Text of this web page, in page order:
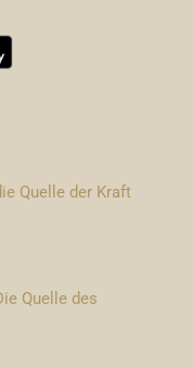
Quelle der Kraft
Quelle des